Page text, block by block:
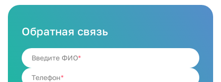
Обратная связь
Введите ФИО
Телефон